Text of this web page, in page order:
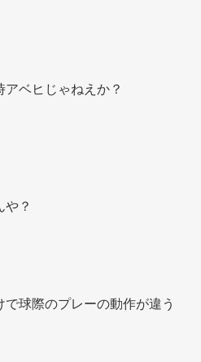
アベヒじゃねえか？
や？